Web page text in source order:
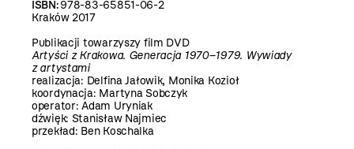
ISBN:978-83-65851-06-2
Kraków 2017
Publikacji towarzyszy film DVD
Artyści z Krakowa. Generacja 1970–1979. Wywiady
z artystami
realizacja: Delfina Jałowik, Monika Kozioł
koordynacja: Martyna Sobczyk
operator: Adam Uryniak
dźwięk: Stanisław Najmiec
przekład: Ben Koschalka